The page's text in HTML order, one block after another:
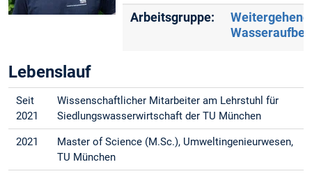
Arbeitsgruppe:
Lebenslauf
Seit
2021
Wissenschaftlicher Mitarbeiter am Lehrstuhl für
Siedlungswasserwirtschaft der TU München
2021
Master of Science (M.Sc.), Umweltingenieurwesen,
TU München